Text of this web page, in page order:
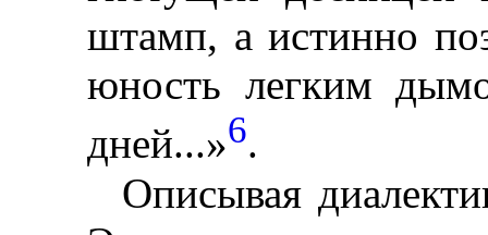
штамп, а истинно
юность легким
дней...»6.
Описывая